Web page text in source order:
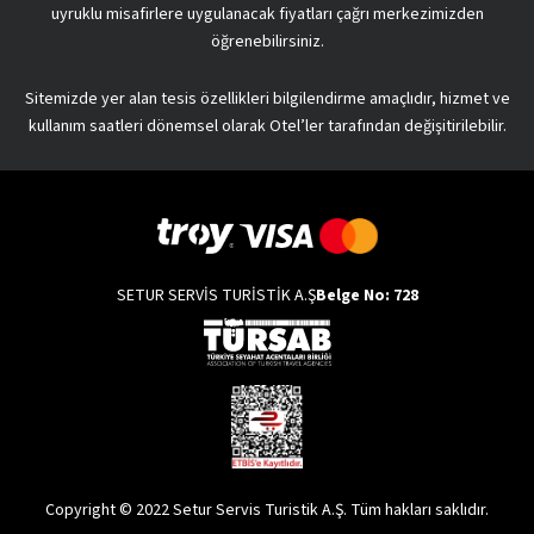
uyruklu misafirlere uygulanacak fiyatları çağrı merkezimizden
öğrenebilirsiniz.
Sitemizde yer alan tesis özellikleri bilgilendirme amaçlıdır, hizmet ve
kullanım saatleri dönemsel olarak Otel’ler tarafından değişitirilebilir.
SETUR SERVİS TURİSTİK A.ŞBelge No: 728
Copyright © 2022 Setur Servis Turistik A.Ş. Tüm hakları saklıdır.